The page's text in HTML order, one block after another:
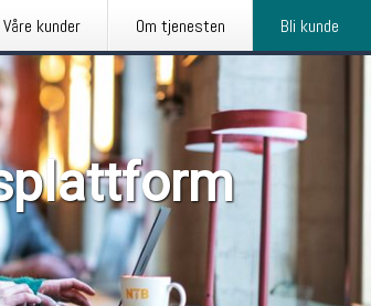
Våre kunder Om tjenesten Bli kunde